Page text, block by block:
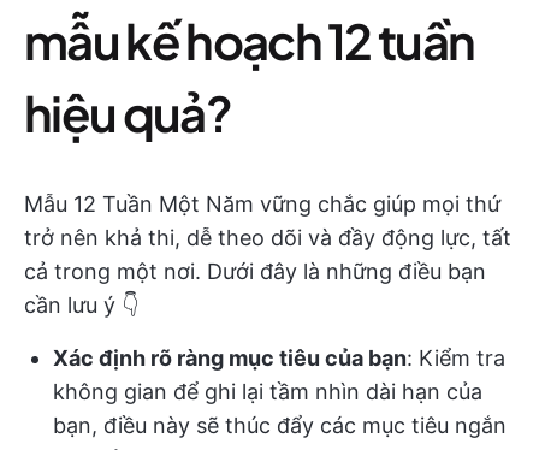
mẫu kế hoạch 12 tuần
hiệu quả?
Mẫu 12 Tuần Một Năm vững chắc giúp mọi thứ
trở nên khả thi, dễ theo dõi và đầy động lực, tất
cả trong một nơi. Dưới đây là những điều bạn
cần lưu ý 👇
Xác định rõ ràng mục tiêu của bạn: Kiểm tra
không gian để ghi lại tầm nhìn dài hạn của
bạn, điều này sẽ thúc đẩy các mục tiêu ngắn